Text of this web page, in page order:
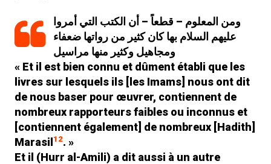
ومن المعلوم – قطعاً – أن الكتب التي أمروا
عليهم السلام بها كان كثير من رواتها ضعفاء
ومجاهيل وكثير منها مراسيل
« Et il est bien connu et dûment établi que les
livres sur lesquels ils [les Imams] nous ont dit
de nous baser pour œuvrer, contiennent de
nombreux rapporteurs faibles ou inconnus et
[contiennent également] de nombreux [Hadith]
Marasil 12. »
Et il (Hurr al-Amili) a dit aussi à un autre